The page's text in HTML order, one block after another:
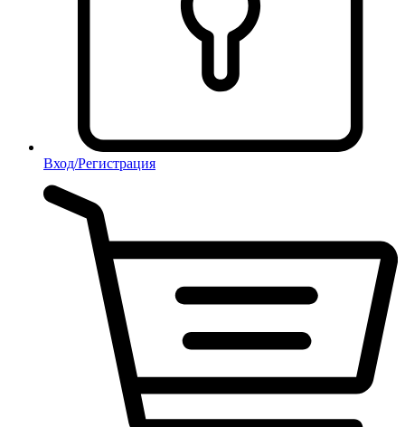
Вход/Регистрация